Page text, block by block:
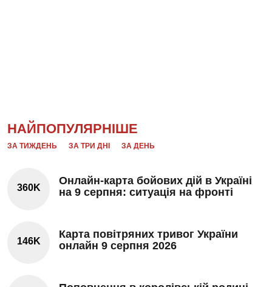
НАЙПОПУЛЯРНІШЕ
ЗА ТИЖДЕНЬ ЗА ТРИ ДНІ ЗА ДЕНЬ
360K
Онлайн-карта бойових дій в Україні
на 9 серпня: ситуація на фронті
146K
Карта повітряних тривог України
онлайн 9 серпня 2026